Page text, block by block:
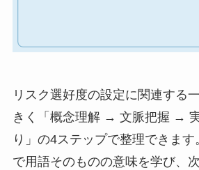
リスク選好度の設定に関連する
きく「概念理解 → 文脈把握 →
り」の4ステップで整理できま
で用語そのものの意味を学び、